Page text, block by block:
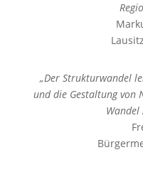
„Der Strukturwandel
und die Gestaltung von
Wandel